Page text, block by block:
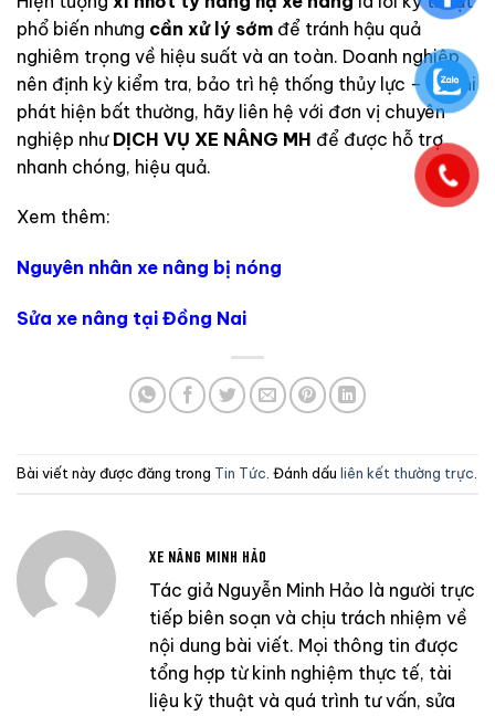
phổ biến nhưng cần xử lý sớm để tránh hậu quả
nghiêm trọng về hiệu suất và an toàn. Doanh nghiệp
nên định kỳ kiểm tra, bảo trì hệ thống thủy lực – vàkhi
phát hiện bất thường, hãy liên hệ với đơn vị chuyên
nghiệp như DỊCH VỤ XE NÂNG MH để được hỗ trợ
nhanh chóng, hiệu quả.
Xem thêm:
Nguyên nhân xe nâng bị nóng
Sửa xe nâng tại Đồng Nai
Bài viết này được đăng trong Tin Tức. Đánh dấu liên kết thường trực.
XE NÂNG MINH HẢO
Tác giả Nguyễn Minh Hảo là người trực
tiếp biên soạn và chịu trách nhiệm về
nội dung bài viết. Mọi thông tin được
tổng hợp từ kinh nghiệm thực tế, tài
liệu kỹ thuật và quá trình tư vấn, sửa